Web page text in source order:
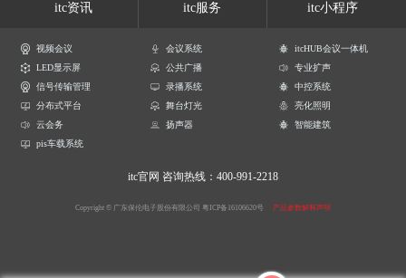
itc资讯 itc服务 itc小程序
视频会议 会议系统
itcHUB会议一体机
LED显示屏
公共广播
专业扩声
信号传输管理
录播系统
中控系统
分布式平台
舞台灯光
亮化照明
云会务
扬声器
智能建筑
pis车载系统
itc官网 咨询热线：400-991-2218
Copyright © 广东保伦电子股份有限公司 粤ICP备16106620号 产品参数解释声明